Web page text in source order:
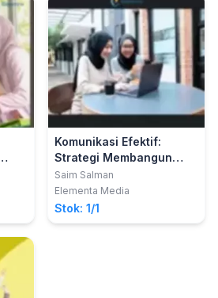
Komunikasi Efektif:
Strategi Membangun
Relasi
Saim Salman
Elementa Media
Stok: 1/1